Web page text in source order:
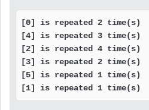
[0] is repeated 2 time(s)
[4] is repeated 3 time(s)
[2] is repeated 4 time(s)
[3] is repeated 2 time(s)
[5] is repeated 1 time(s)
[1] is repeated 1 time(s)